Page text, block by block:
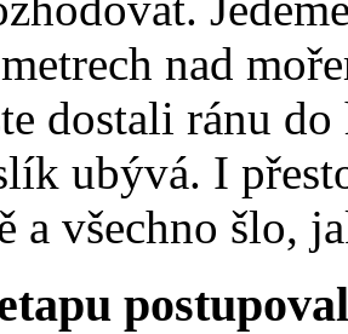
nad
dostali ránu
ubývá. I
a všechno šlo,